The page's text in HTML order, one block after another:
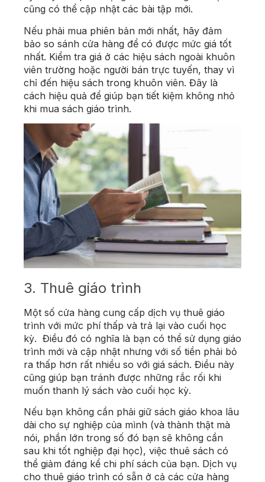
cũng có thể cập nhật các bài tập mới.
Nếu phải mua phiên bản mới nhất, hãy đảm
bảo so sánh cửa hàng để có được mức giá tốt
nhất. Kiểm tra giá ở các hiệu sách ngoài khuôn
viên trường hoặc người bán trực tuyến, thay vì
chỉ đến hiệu sách trong khuôn viên. Đây là
cách hiệu quả để giúp bạn tiết kiệm không nhỏ
khi mua sách giáo trình.
3. Thuê giáo trình
Một số cửa hàng cung cấp dịch vụ thuê giáo
trình với mức phí thấp và trả lại vào cuối học
kỳ. Điều đó có nghĩa là bạn có thể sử dụng giáo
trình mới và cập nhật nhưng với số tiền phải bỏ
ra thấp hơn rất nhiều so với giá sách. Điều này
cũng giúp bạn tránh được những rắc rối khi
muốn thanh lý sách vào cuối học kỳ.
Nếu bạn không cần phải giữ sách giáo khoa lâu
dài cho sự nghiệp của mình (và thành thật mà
nói, phần lớn trong số đó bạn sẽ không cần
sau khi tốt nghiệp đại học), việc thuê sách có
thể giảm đáng kể chi phí sách của bạn. Dịch vụ
cho thuê giáo trình có sẵn ở cả các cửa hàng